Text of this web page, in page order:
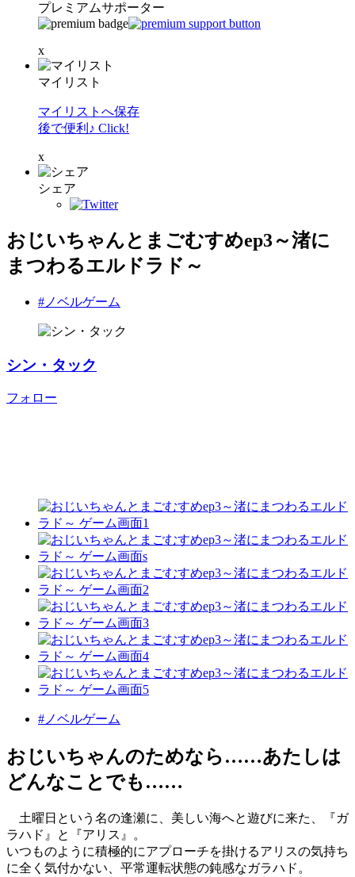
プレミアムサポーター
x
マイリスト
マイリストへ保存
後で便利♪ Click!
x
シェア
おじいちゃんとまごむすめep3～渚に
まつわるエルドラド～
#ノベルゲーム
シン・タック
フォロー
#ノベルゲーム
おじいちゃんのためなら……あたしは
どんなことでも……
土曜日という名の逢瀬に、美しい海へと遊びに来た、『ガ
ラハド』と『アリス』。
いつものように積極的にアプローチを掛けるアリスの気持ち
に全く気付かない、平常運転状態の鈍感なガラハド。